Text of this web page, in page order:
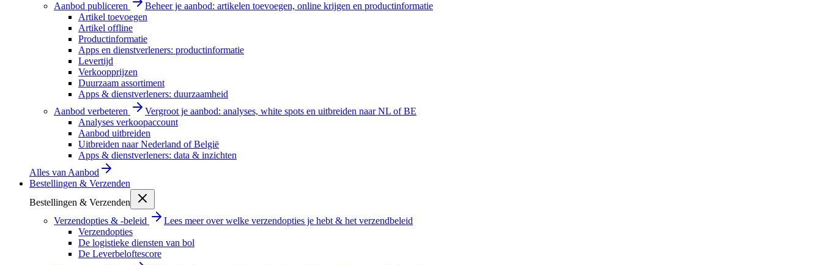
Aanbod publiceren
Beheer je aanbod: artikelen toevoegen, online krijgen en productinformatie
Artikel toevoegen
Artikel offline
Productinformatie
Apps en dienstverleners: productinformatie
Levertijd
Verkoopprijzen
Duurzaam assortiment
Apps & dienstverleners: duurzaamheid
Aanbod verbeteren
Vergroot je aanbod: analyses, white spots en uitbreiden naar NL of BE
Analyses verkoopaccount
Aanbod uitbreiden
Uitbreiden naar Nederland of België
Apps & dienstverleners: data & inzichten
Alles van Aanbod
Bestellingen & Verzenden
Bestellingen & Verzenden
Verzendopties & -beleid
Lees meer over welke verzendopties je hebt & het verzendbeleid
Verzendopties
De logistieke diensten van bol
De Leverbeloftescore